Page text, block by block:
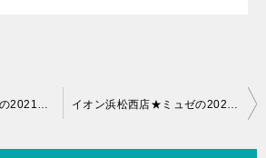
新静岡駅前店★ミュゼの2021年今月キャンペーンは110円？脱毛出来る部位？ イオン浜松西店★ミュゼの2021年今月キャンペーンは110円？脱毛出来る部位？